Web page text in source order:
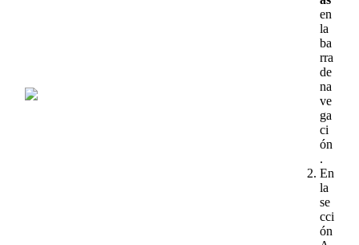
en
la
ba
rra
de
na
ve
ga
ci
ón
.
En
la
se
cci
ón